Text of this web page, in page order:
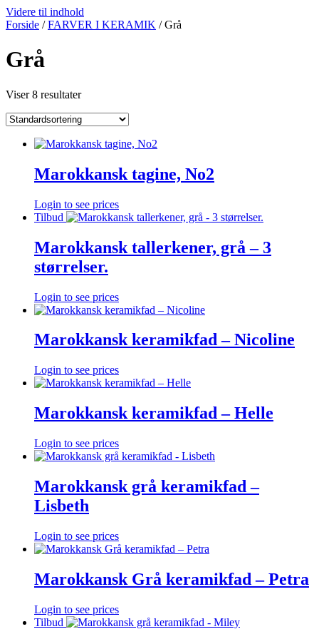
Videre til indhold
Forside /FARVER I KERAMIK / Grå
Grå
Viser 8 resultater
Marokkansk tagine, No2
Login to see prices
Tilbud
Marokkansk tallerkener, grå – 3
størrelser.
Login to see prices
Marokkansk keramikfad – Nicoline
Login to see prices
Marokkansk keramikfad – Helle
Login to see prices
Marokkansk grå keramikfad –
Lisbeth
Login to see prices
Marokkansk Grå keramikfad – Petra
Login to see prices
Tilbud